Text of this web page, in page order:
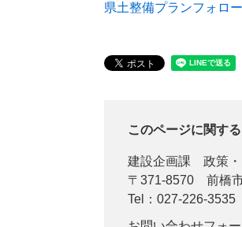
県土整備プランフォロ
このページに関す
建設企画課
政策
〒371-8570
前橋
Tel：027-226-3535